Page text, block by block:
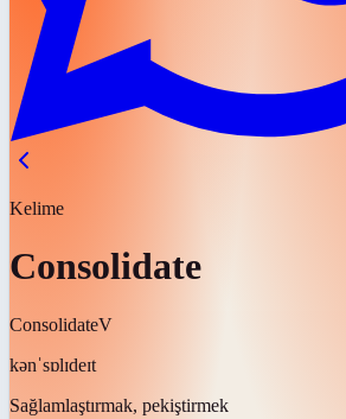
Kelime
Consolidate
ConsolidateV
kənˈsɒlɪdeɪt
Sağlamlaştırmak, pekiştirmek